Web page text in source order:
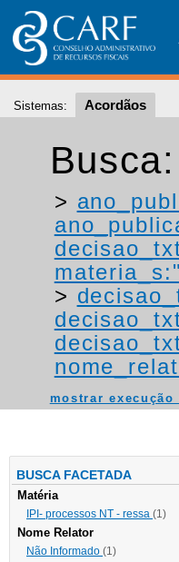
Sistemas: Acordãos
Busca:
>
>
mostrar execução
BUSCA FACETADA
Matéria
IPI- processos NT - ressa (1)
Nome Relator
Não Informado (1)